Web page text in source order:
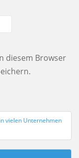
diesem Browser
vielen Unternehmen